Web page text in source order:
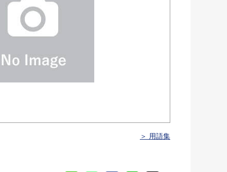
＞ 用語集